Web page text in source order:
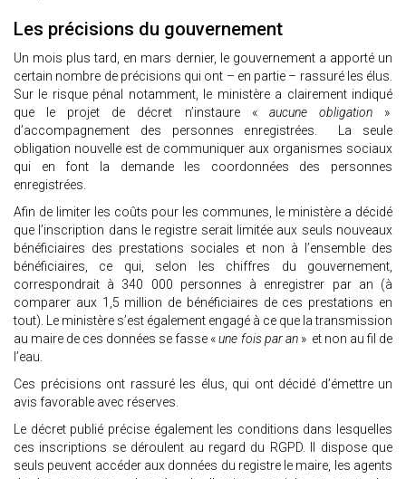
Les précisions du gouvernement
Un mois plus tard, en mars dernier, le gouvernement a apporté un
certain nombre de précisions qui ont – en partie – rassuré les élus.
Sur le risque pénal notamment, le ministère a clairement indiqué
que le projet de décret n’instaure « aucune obligation »
d’accompagnement des personnes enregistrées. La seule
obligation nouvelle est de communiquer aux organismes sociaux
qui en font la demande les coordonnées des personnes
enregistrées.
Afin de limiter les coûts pour les communes, le ministère a décidé
que l’inscription dans le registre serait limitée aux seuls nouveaux
bénéficiaires des prestations sociales et non à l’ensemble des
bénéficiaires, ce qui, selon les chiffres du gouvernement,
correspondrait à 340 000 personnes à enregistrer par an (à
comparer aux 1,5 million de bénéficiaires de ces prestations en
tout). Le ministère s’est également engagé à ce que la transmission
au maire de ces données se fasse «une fois par an » et non au fil de
l’eau.
Ces précisions ont rassuré les élus, qui ont décidé d’émettre un
avis favorable avec réserves.
Le décret publié précise également les conditions dans lesquelles
ces inscriptions se déroulent au regard du RGPD. Il dispose que
seuls peuvent accéder aux données du registre le maire, les agents